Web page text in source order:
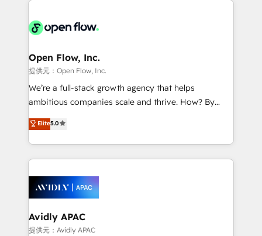
things are happening.
integrated buyers journey. Elixir is located in
and Amsterdam. Elixir is a first mover and leader
when it comes to HubSpot sales and service
implementations, highly renowned for our business
acumen, process (re-)design experience and a
integrate HubSpot with complex solutions like SAP,
MicroSoft, custom solutions,... Our company also has
Retail execution, CPQ, customer portals and
HubSpot CMS developments. And we're champions
Open Flow, Inc.
提供元：Open Flow, Inc.
We’re a full-stack growth agency that helps
ambitious companies scale and thrive. How? By
upgrading and streamlining every single revenue-
generating aspect of your business. We’re proud
HubSpot Elite Solutions Partners and devout CRM
nerds who can harness HubSpot’s custom digital
experience. Working hand-in-hand with your team,
we’ll assemble a RevOps machine that drives more
traffic, generates better leads and crushes your
revenue goals. We've worked with thousands of
Elite5.0
Avidly APAC
提供元：Avidly APAC